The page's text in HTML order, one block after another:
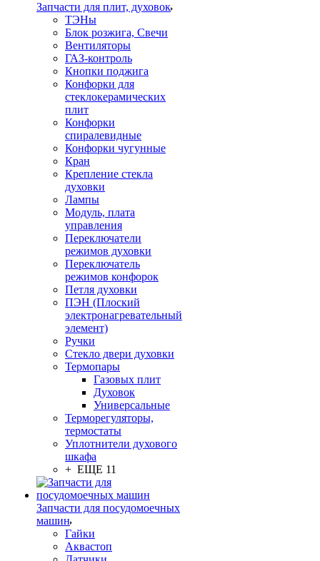
Запчасти для плит, духовок
ТЭНы
Блок розжига, Свечи
Вентиляторы
ГАЗ-контроль
Кнопки поджига
Конфорки для
стеклокерамических
плит
Конфорки
спиралевидные
Конфорки чугунные
Кран
Крепление стекла
духовки
Лампы
Модуль, плата
управления
Переключатели
режимов духовки
Переключатель
режимов конфорок
Петля духовки
ПЭН (Плоский
электронагревательный
элемент)
Ручки
Стекло двери духовки
Термопары
Газовых плит
Духовок
Универсальные
Терморегуляторы,
термостаты
Уплотнители духового
шкафа
+ ЕЩЕ 11
Запчасти для посудомоечных
машин
Гайки
Аквастоп